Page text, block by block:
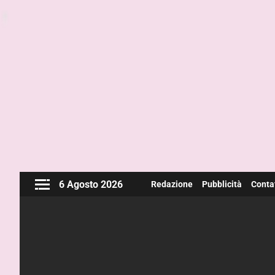
6 Agosto 2026 Redazione Pubblicità